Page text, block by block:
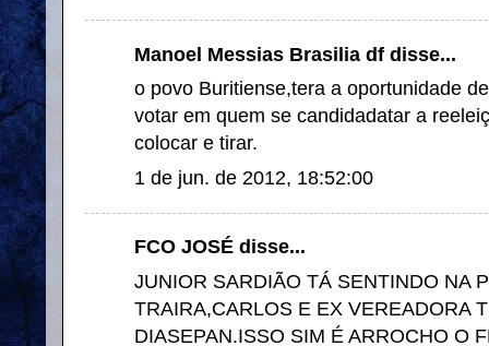
Manoel Messias Brasilia df disse...
o povo Buritiense,tera a oportunidade
votar em quem se candidadatar a
colocar e tirar.
1 de jun. de 2012, 18:52:00
FCO JOSÉ disse...
JUNIOR SARDIÃO TÁ SENTINDO NA
TRAIRA,CARLOS E EX VEREADORA
DIASEPAN.ISSO SIM É ARROCHO O